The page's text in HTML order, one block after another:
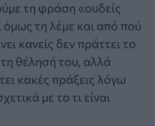
τη φράση «oυδείς
όμως τη λέμε και από πού
κανείς δεν πράττει το
θέλησή του, αλλά
κακές πράξεις λόγω
με το τι είναι